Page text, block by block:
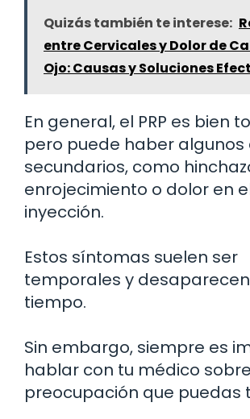
Quizás también te interese:
entre Cervicales y Dolor de
Ojo: Causas y Soluciones
En general, el PRP es bien
pero puede haber algunos
secundarios, como
enrojecimiento o dolor en
inyección.
Estos síntomas suelen ser
temporales y
tiempo.
Sin embargo, siempre es
hablar con tu médico
preocupación que puedas